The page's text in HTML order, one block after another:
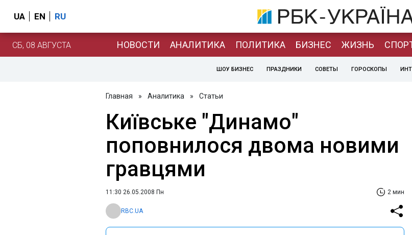
UA EN RU
СБ, 08 АВГУСТА НОВОСТИ АНАЛИТИКА ПОЛИТИКА БИЗНЕС ЖИЗНЬ
ШОУ БИЗНЕС ПРАЗДНИКИ СОВЕТЫ ГОРОСКОПЫ
Главная » Аналитика » Статьи
Київське "Динамо"
поповнилося двома новими
гравцями
11:30 26.05.2008 Пн 2 мин
RBC.UA